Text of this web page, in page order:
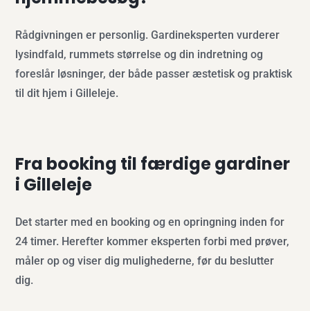
Rådgivningen er personlig. Gardineksperten vurderer
lysindfald, rummets størrelse og din indretning og
foreslår løsninger, der både passer æstetisk og praktisk
til dit hjem i Gilleleje.
Fra booking til færdige gardiner
i Gilleleje
Det starter med en booking og en opringning inden for
24 timer. Herefter kommer eksperten forbi med prøver,
måler op og viser dig mulighederne, før du beslutter
dig.